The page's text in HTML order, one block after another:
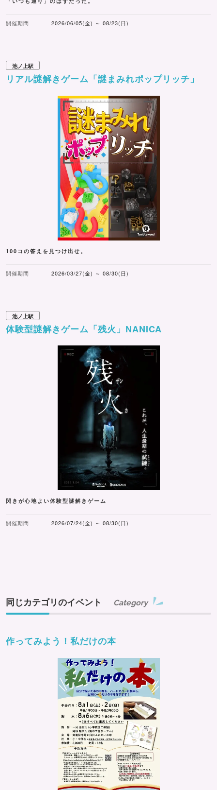
開催期間 2026/06/05(金) ～ 08/23(日)
池ノ上駅
リアル謎解きゲーム「謎まみれポップリッチ」
100コの答えを見つけ出せ。
開催期間 2026/03/27(金) ～ 08/30(日)
池ノ上駅
体験型謎解きゲーム「残火」NANICA
閃きが心地よい体験型謎解きゲーム
開催期間 2026/07/24(金) ～ 08/30(日)
同じカテゴリのイベント Category
作ってみよう！私だけの本